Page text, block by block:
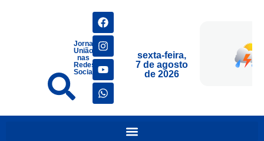
Jornais
União
nas
Redes
Sociais
sexta-feira,
7 de agosto
de 2026